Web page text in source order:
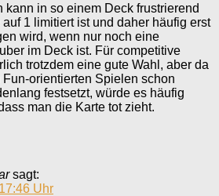
kann in so einem Deck frustrierend
1 limitiert ist und daher häufig erst
wird, wenn nur noch eine
im Deck ist. Für competitive
trotzdem eine gute Wahl, aber da
Fun-orientierten Spielen schon
festsetzt, würde es häufig
man die Karte tot zieht.
sagt:
Uhr